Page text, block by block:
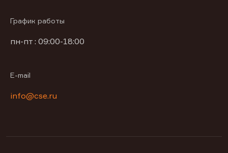
График работы
пн-пт : 09:00-18:00
E-mail
info@cse.ru